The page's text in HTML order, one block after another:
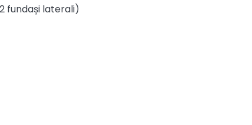
fundași laterali)